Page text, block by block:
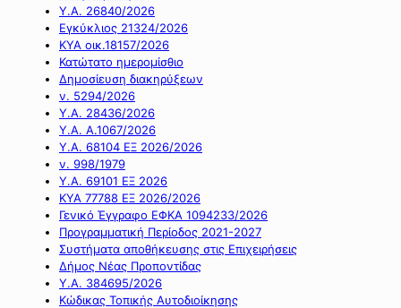
Υ.Α. 26840/2026
Εγκύκλιος 21324/2026
ΚΥΑ οικ.18157/2026
Κατώτατο ημερομίσθιο
Δημοσίευση διακηρύξεων
ν. 5294/2026
Υ.Α. 28436/2026
Υ.Α. Α.1067/2026
Υ.Α. 68104 ΕΞ 2026/2026
ν. 998/1979
Υ.Α. 69101 ΕΞ 2026
ΚΥΑ 77788 ΕΞ 2026/2026
Γενικό Έγγραφο ΕΦΚΑ 1094233/2026
Προγραμματική Περίοδος 2021-2027
Συστήματα αποθήκευσης στις Επιχειρήσεις
Δήμος Νέας Προποντίδας
Υ.Α. 384695/2026
Κώδικας Τοπικής Αυτοδιοίκησης